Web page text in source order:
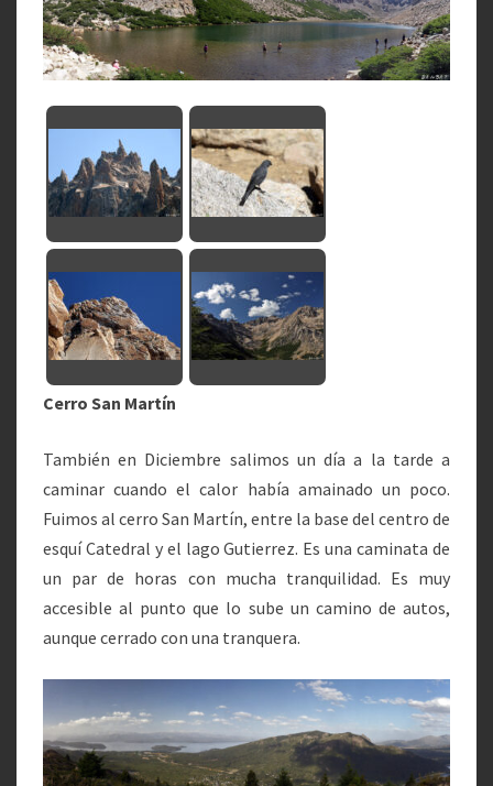
Cerro San Martín
También en Diciembre salimos un día a la tarde a
caminar cuando el calor había amainado un poco.
Fuimos al cerro San Martín, entre la base del centro de
esquí Catedral y el lago Gutierrez. Es una caminata de
un par de horas con mucha tranquilidad. Es muy
accesible al punto que lo sube un camino de autos,
aunque cerrado con una tranquera.